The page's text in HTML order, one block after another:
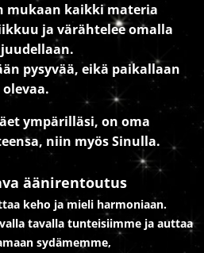
mukaan kaikki materia
ja värähtelee omalla
pysyvää, eikä paikallaan
olevaa.
ympärilläsi, on oma
niin myös Sinulla.
äänirentoutus
keho ja mieli harmoniaan.
tavalla tunteisiimme ja auttaa
sydämemme,